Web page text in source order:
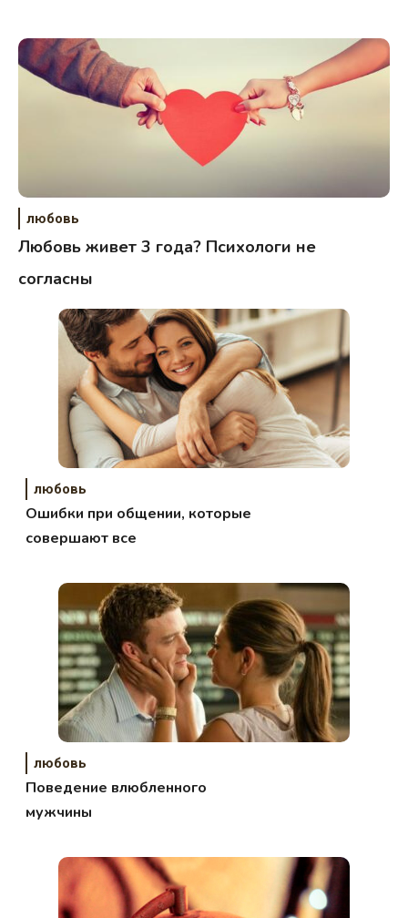
любовь
Любовь живет 3 года? Психологи не
согласны
любовь
Ошибки при общении, которые
совершают все
любовь
Поведение влюбленного
мужчины